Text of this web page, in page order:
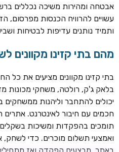
ההפקדה הראשונה
CASOO
חדשים
ROYSPINS
חינם על ההפקדות
עשויים להרוויח הכנסות מפרסום,
ותמיד נותנים עדיפות לבטיחות
מהם בתי קזינו מקוונים
בתי קזינו מקוונים מציעים את כל
בלאק ג'ק, רולטה, משחקי מכונות
יכולים להתחבר וליהנות ממשחקים
חכמים עם חיבור לאינטרנט.
תומכים בהפקדות ומשיכות
ואמצעי תשלום מוכרים. כדי